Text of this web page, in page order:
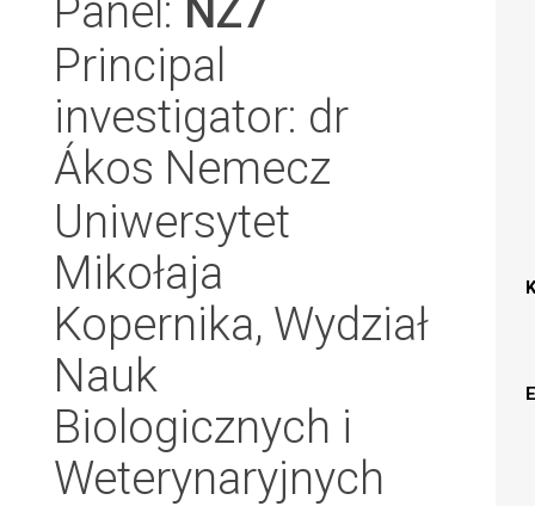
Panel: NZ7
Principal
investigator: dr
Ákos Nemecz
Uniwersytet
Mikołaja
Kopernika, Wydział
Nauk
Biologicznych i
Weterynaryjnych